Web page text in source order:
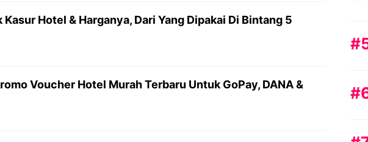
Hotel & Harganya, Dari Yang Dipakai Di Bintang 5
Voucher Hotel Murah Terbaru Untuk GoPay, DANA &